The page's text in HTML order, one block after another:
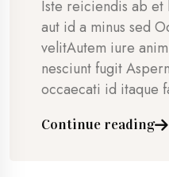
Iste reiciendis ab et
aut id a minus sed
velitAutem iure
nesciunt fugit
occaecati id itaque
Continue reading